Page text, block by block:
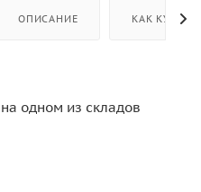
ОПИСАНИЕ КАК КУПИТЬ
одном из складов